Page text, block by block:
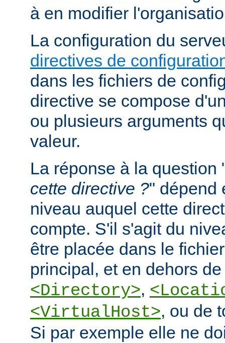
à en modifier
La configuration du
directives de
dans les fichiers de
directive se compose
ou plusieurs arguments
valeur.
La réponse à la question
cette directive ?" dépend
niveau auquel cette
compte. S'il s'agit du
être placée dans le
principal, et en dehors
<Directory>,
<VirtualHost>, ou de
Si par exemple elle ne